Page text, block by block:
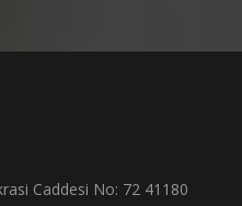
Caddesi No: 72 41180